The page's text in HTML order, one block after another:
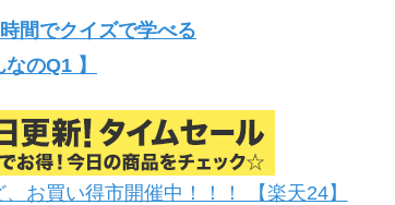
間でクイズで学べる
なのQ1 】
お買い得市開催中！！！ 【楽天24】